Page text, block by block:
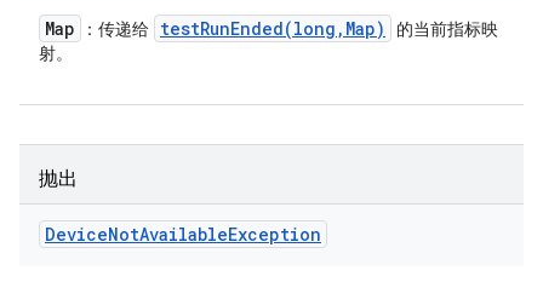
Map ：传递给 testRunEnded(long , Map)
的当前指标映
射。
抛出
DeviceNotAvailableException